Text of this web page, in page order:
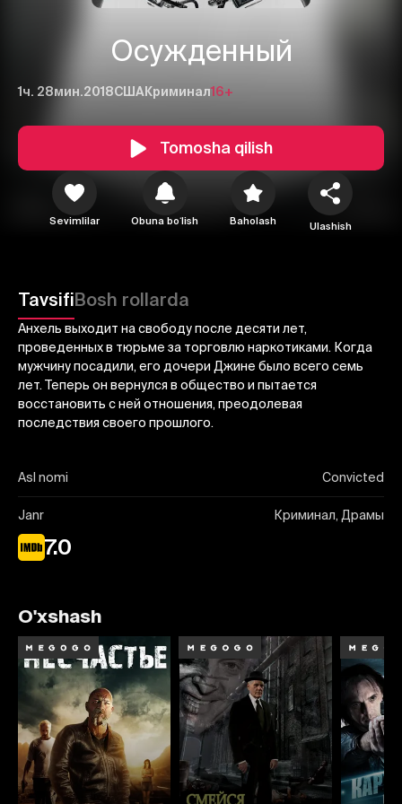
Осужденный
1ч. 28мин.2018США Криминал16+
Tomosha qilish
Sevimlilar Obuna boʻlish Baholash Ulashish
TavsifiBosh rollarda
Анхель выходит на свободу после десяти лет,
проведенных в тюрьме за торговлю наркотиками. Когда
мужчину посадили, его дочери Джине было всего семь
лет. Теперь он вернулся в общество и пытается
восстановить с ней отношения, преодолевая
последствия своего прошлого.
Asl nomi Convicted
Janr Криминал, Драмы
7.0
1 2 3
Yuborish
O'xshash